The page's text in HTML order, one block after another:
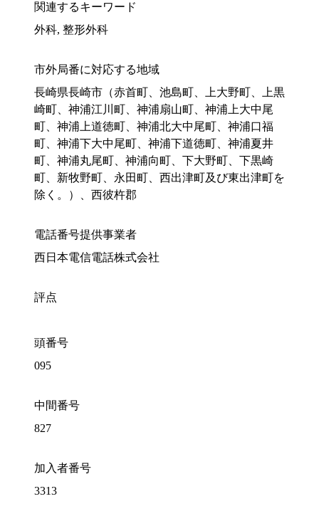
関連するキーワード
外科, 整形外科
市外局番に対応する地域
長崎県長崎市（赤首町、池島町、上大野町、上黒
崎町、神浦江川町、神浦扇山町、神浦上大中尾
町、神浦上道徳町、神浦北大中尾町、神浦口福
町、神浦下大中尾町、神浦下道徳町、神浦夏井
町、神浦丸尾町、神浦向町、下大野町、下黒崎
町、新牧野町、永田町、西出津町及び東出津町を
除く。）、西彼杵郡
電話番号提供事業者
西日本電信電話株式会社
評点
頭番号
095
中間番号
827
加入者番号
3313